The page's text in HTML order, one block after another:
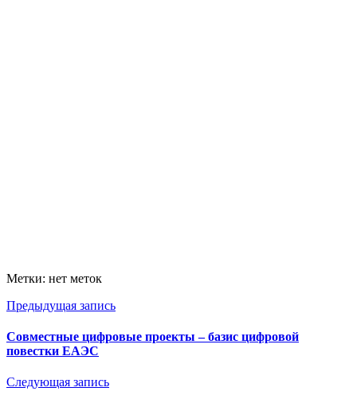
Метки: нет меток
Предыдущая запись
Совместные цифровые проекты – базис цифровой
повестки ЕАЭС
Следующая запись